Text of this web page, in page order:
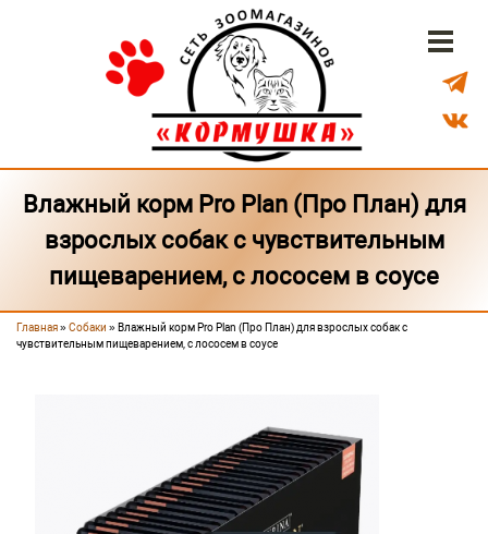
Перейти к основному содержанию
Бонусная система
Доставка
Наши магазины
Влажный корм Pro Plan (Про План) для
взрослых собак с чувствительным
пищеварением, с лососем в соусе
Вы здесь
Главная» Собаки » Влажный корм Pro Plan (Про План) для взрослых собак с
чувствительным пищеварением, с лососем в соусе